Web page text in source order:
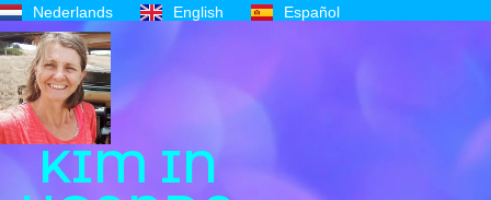
Nederlands English Español
KIM IN